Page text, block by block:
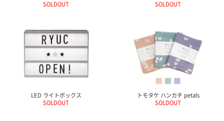
SOLDOUT
SOLDOUT
LED ライトボックス
SOLDOUT
トモタケ ハンカチ petals
SOLDOUT